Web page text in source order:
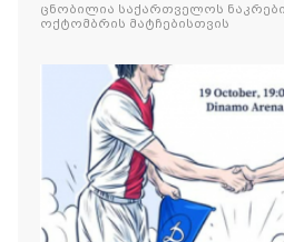
ცნობილია საქართველოს
ოქტომბრის მატჩებისთვის